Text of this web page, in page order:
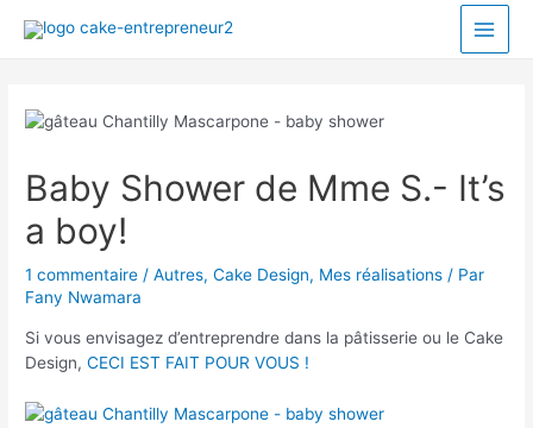
Baby Shower de Mme S.- It’s
a boy!
1 commentaire /Autres,Cake Design, Mes réalisations / Par
Fany Nwamara
Si vous envisagez d’entreprendre dans la pâtisserie ou le Cake
Design,CECI EST FAIT POUR VOUS !